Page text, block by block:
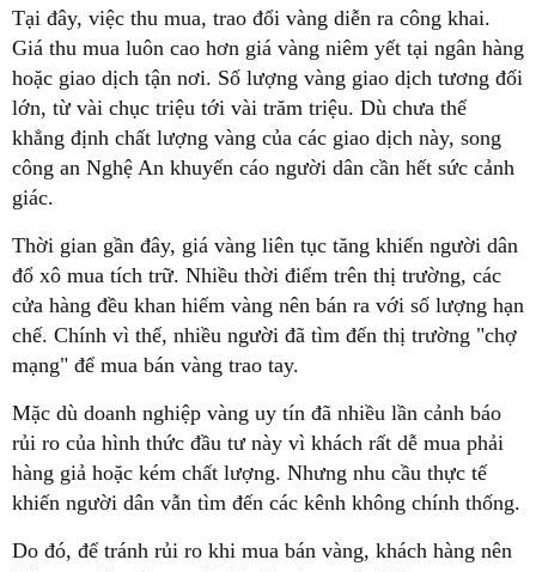
Tại đây, việc thu mua, trao đổi vàng diễn ra công khai.
Giá thu mua luôn cao hơn giá vàng niêm yết tại ngân hàng
hoặc giao dịch tận nơi. Số lượng vàng giao dịch tương đối
lớn, từ vài chục triệu tới vài trăm triệu. Dù chưa thể
khẳng định chất lượng vàng của các giao dịch này, song
công an Nghệ An khuyến cáo người dân cần hết sức cảnh
giác.
Thời gian gần đây, giá vàng liên tục tăng khiến người dân
đổ xô mua tích trữ. Nhiều thời điểm trên thị trường, các
cửa hàng đều khan hiếm vàng nên bán ra với số lượng hạn
chế. Chính vì thế, nhiều người đã tìm đến thị trường "chợ
mạng" để mua bán vàng trao tay.
Mặc dù doanh nghiệp vàng uy tín đã nhiều lần cảnh báo
rủi ro của hình thức đầu tư này vì khách rất dễ mua phải
hàng giả hoặc kém chất lượng. Nhưng nhu cầu thực tế
khiến người dân vẫn tìm đến các kênh không chính thống.
Do đó, để tránh rủi ro khi mua bán vàng, khách hàng nên